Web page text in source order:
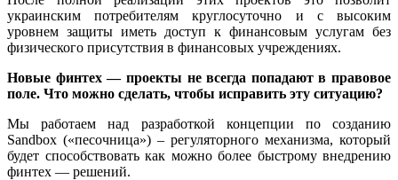
украинским потребителям круглосуточно и с высоким
уровнем защиты иметь доступ к финансовым услугам без
физического присутствия в финансовых учреждениях.
Новые финтех — проекты не всегда попадают в правовое
поле. Что можно сделать, чтобы исправить эту ситуацию?
Мы работаем над разработкой концепции по созданию
Sandbox («песочница») – регуляторного механизма, который
будет способствовать как можно более быстрому внедрению
финтех — решений.